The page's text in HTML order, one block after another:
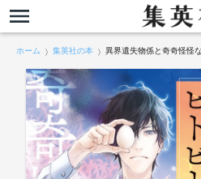
ホーム 集英社の本 異界遺失物係と奇奇怪怪